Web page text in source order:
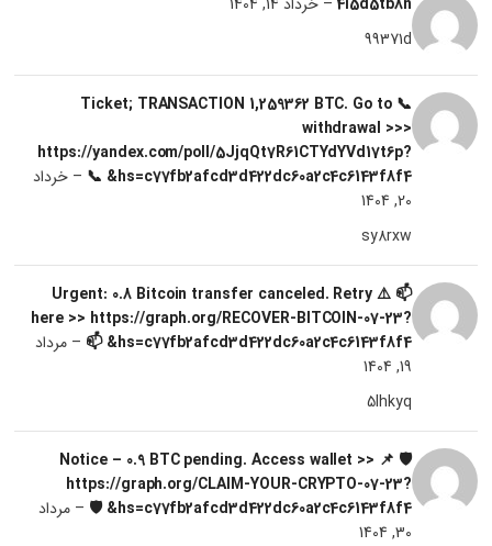
99371d
📞 Ticket; TRANSACTION 1,259362 BTC. Go to
withdrawal >>>
https://yandex.com/poll/5JjqQt7R61CTYdYVd17t6p?
hs=c77fb2afcd3d422dc60a2c4c6143f8f4& 📞
– خرداد
20, 1404
sy8rxw
📫 ⚠️ Urgent: 0.8 Bitcoin transfer canceled. Retry
here >> https://graph.org/RECOVER-BITCOIN-07-23?
hs=c77fb2afcd3d422dc60a2c4c6143f8f4& 📫
– مرداد
19, 1404
5lhkyq
🛡 📌 Notice – 0.9 BTC pending. Access wallet >>
https://graph.org/CLAIM-YOUR-CRYPTO-07-23?
hs=c77fb2afcd3d422dc60a2c4c6143f8f4& 🛡
– مرداد
30, 1404